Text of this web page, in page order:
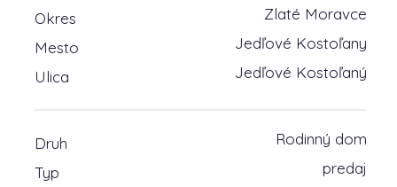
Okres
Zlaté Moravce
Mesto
Jedľové Kostoľany
Ulica
Jedľové Kostoľaný
Druh
Rodinný dom
Typ
predaj